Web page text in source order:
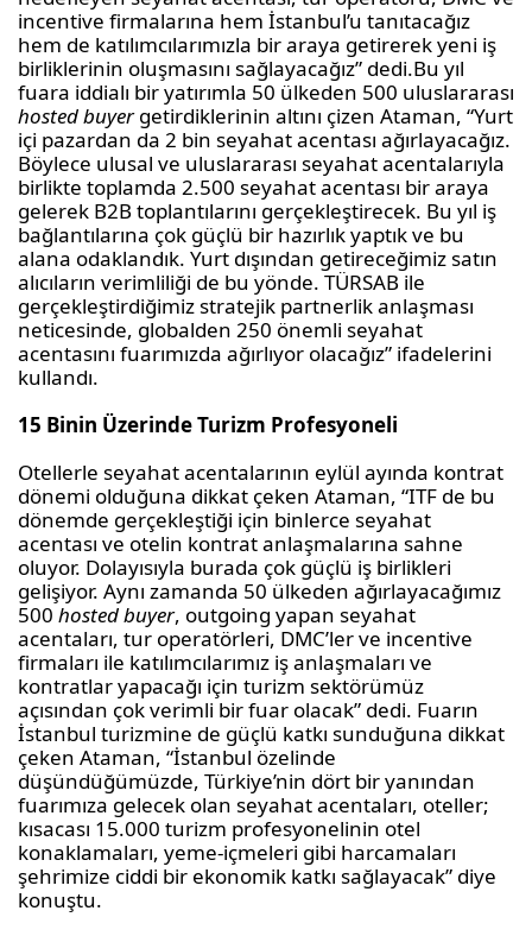
incentive firmalarına hem İstanbul’u tanıtacağız
hem de katılımcılarımızla bir araya getirerek yeni iş
birliklerinin oluşmasını sağlayacağız” dedi.Bu yıl
fuara iddialı bir yatırımla 50 ülkeden 500 uluslararası
hostedbuyergetirdiklerinin altını çizen Ataman, “Yurt
içi pazardan da 2 bin seyahatacentası ağırlayacağız.
Böylece ulusal ve uluslararası seyahatacentalarıyla
birlikte toplamda 2.500 seyahatacentası bir araya
gelerek B2B toplantılarını gerçekleştirecek. Bu yıl iş
bağlantılarına çok güçlü bir hazırlık yaptık ve bu
alana odaklandık. Yurt dışından getireceğimiz satın
alıcıların verimliliği de bu yönde. TÜRSAB ile
gerçekleştirdiğimiz stratejik partnerlik anlaşması
neticesinde, globalden 250 önemli seyahat
acentasını fuarımızda ağırlıyor olacağız” ifadelerini
kullandı.
15 Binin Üzerinde Turizm Profesyoneli
Otellerle seyahatacentalarının eylül ayında kontrat
dönemi olduğuna dikkat çeken Ataman, “ITF de bu
dönemde gerçekleştiği için binlerce seyahat
acentası ve otelin kontrat anlaşmalarına sahne
oluyor. Dolayısıyla burada çok güçlü iş birlikleri
gelişiyor. Aynı zamanda 50 ülkeden ağırlayacağımız
500 hostedbuyer, outgoing yapan seyahat
acentaları, tur operatörleri, DMC’lerve incentive
firmaları ile katılımcılarımız iş anlaşmaları ve
kontratlar yapacağı için turizm sektörümüz
açısından çok verimli bir fuar olacak” dedi. Fuarın
İstanbul turizmine de güçlü katkı sunduğuna dikkat
çeken Ataman, “İstanbul özelinde
düşündüğümüzde, Türkiye’nin dört bir yanından
fuarımıza gelecek olan seyahatacentaları, oteller;
kısacası 15.000 turizm profesyonelinin otel
konaklamaları, yeme-içmeleri gibi harcamaları
şehrimize ciddi bir ekonomik katkı sağlayacak” diye
konuştu.